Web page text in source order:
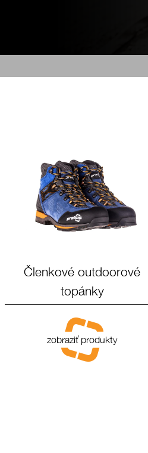
Členkové outdoorové
topánky
zobraziť produkty